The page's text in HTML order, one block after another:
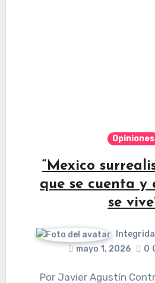
Opiniones
“Mexico
que se cuenta y
se
mayo 1, 2026
0
Por Javier Agustín Contreras. Publicado